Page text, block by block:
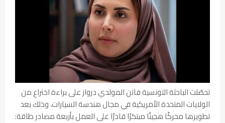
تحصّلت الباحثة التونسية فاتن المولدي درواز على براءة اختراع من
الولايات المتحدة الأمريكية في مجال هندسة السيارات، وذلك بعد
تطويرها محركًا هجينًا مبتكرًا قادرًا على العمل بأربعة مصادر طاقة: